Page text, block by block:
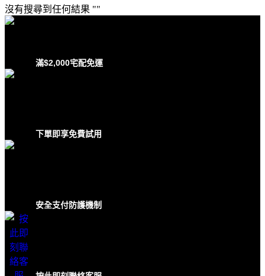
沒有搜尋到任何結果
滿$2,000宅配免運
下單即享免費試用
安全支付防護機制